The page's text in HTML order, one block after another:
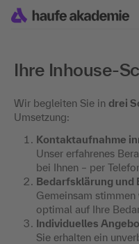
Ihre Inhouse-
Wir begleiten Sie in drei
Umsetzung:
Kontaktaufnahme
Unser erfahrenes
bei Ihnen – per
Bedarfsklärung und
Gemeinsam
optimal auf Ihre
Individuelles
Sie erhalten ein